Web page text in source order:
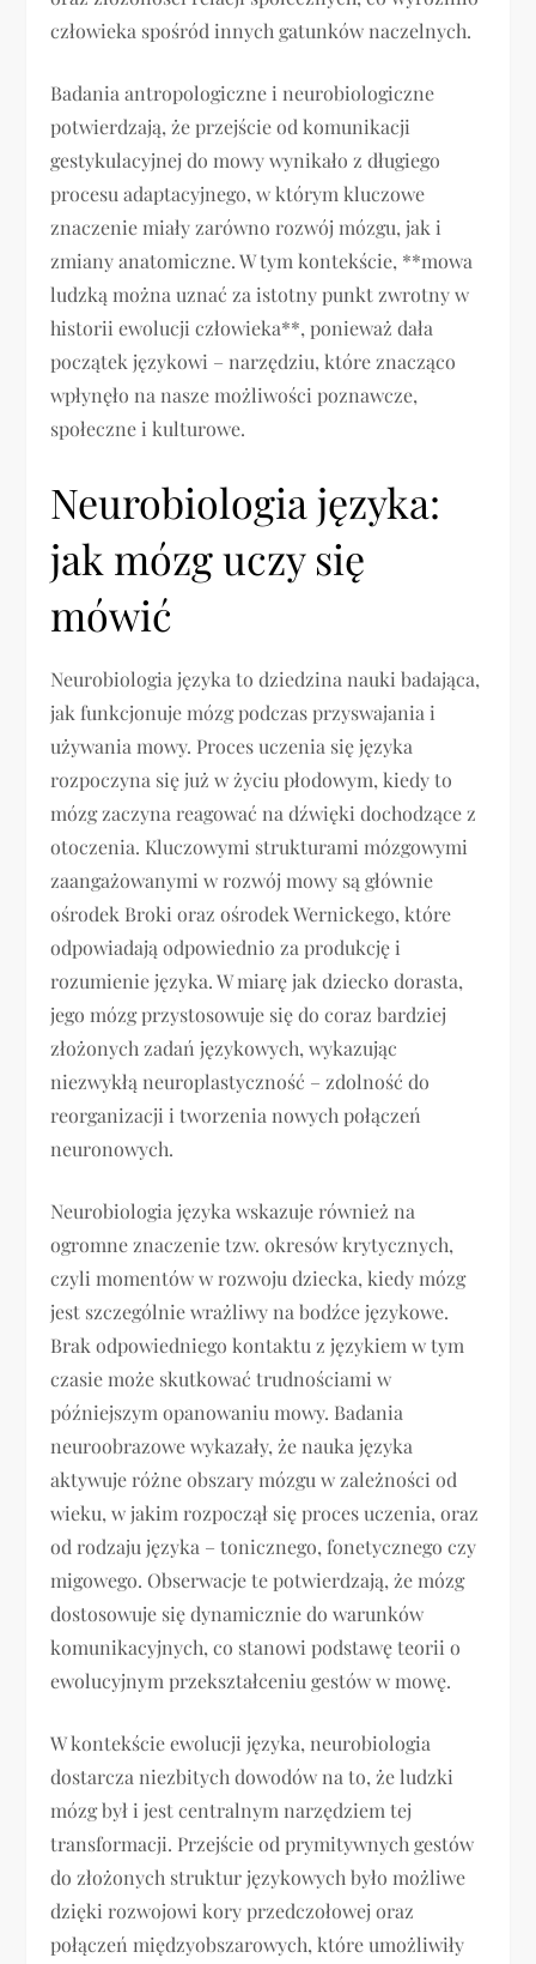
człowieka spośród innych gatunków naczelnych.
Badania antropologiczne i neurobiologiczne
potwierdzają, że przejście od komunikacji
gestykulacyjnej do mowy wynikało z długiego
procesu adaptacyjnego, w którym kluczowe
znaczenie miały zarówno rozwój mózgu, jak i
zmiany anatomiczne. W tym kontekście, **mowa
ludzką można uznać za istotny punkt zwrotny w
historii ewolucji człowieka**, ponieważ dała
początek językowi – narzędziu, które znacząco
wpłynęło na nasze możliwości poznawcze,
społeczne i kulturowe.
Neurobiologia języka:
jak mózg uczy się
mówić
Neurobiologia języka to dziedzina nauki badająca,
jak funkcjonuje mózg podczas przyswajania i
używania mowy. Proces uczenia się języka
rozpoczyna się już w życiu płodowym, kiedy to
mózg zaczyna reagować na dźwięki dochodzące z
otoczenia. Kluczowymi strukturami mózgowymi
zaangażowanymi w rozwój mowy są głównie
ośrodek Broki oraz ośrodek Wernickego, które
odpowiadają odpowiednio za produkcję i
rozumienie języka. W miarę jak dziecko dorasta,
jego mózg przystosowuje się do coraz bardziej
złożonych zadań językowych, wykazując
niezwykłą neuroplastyczność – zdolność do
reorganizacji i tworzenia nowych połączeń
neuronowych.
Neurobiologia języka wskazuje również na
ogromne znaczenie tzw. okresów krytycznych,
czyli momentów w rozwoju dziecka, kiedy mózg
jest szczególnie wrażliwy na bodźce językowe.
Brak odpowiedniego kontaktu z językiem w tym
czasie może skutkować trudnościami w
późniejszym opanowaniu mowy. Badania
neuroobrazowe wykazały, że nauka języka
aktywuje różne obszary mózgu w zależności od
wieku, w jakim rozpoczął się proces uczenia, oraz
od rodzaju języka – tonicznego, fonetycznego czy
migowego. Obserwacje te potwierdzają, że mózg
dostosowuje się dynamicznie do warunków
komunikacyjnych, co stanowi podstawę teorii o
ewolucyjnym przekształceniu gestów w mowę.
W kontekście ewolucji języka, neurobiologia
dostarcza niezbitych dowodów na to, że ludzki
mózg był i jest centralnym narzędziem tej
transformacji. Przejście od prymitywnych gestów
do złożonych struktur językowych było możliwe
dzięki rozwojowi kory przedczołowej oraz
połączeń międzyobszarowych, które umożliwiły